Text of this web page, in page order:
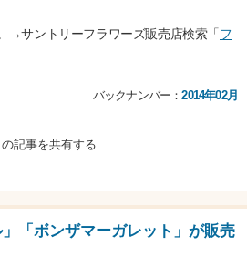
→サントリーフラワーズ販売店検索「フ
バックナンバー：2014年02月
の記事を共有する
「ボンザマーガレット」が販売